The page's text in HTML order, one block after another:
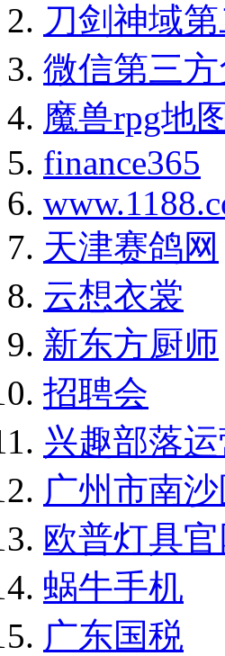
刀剑神域
微信第三
魔兽rpg地
finance365
天津赛鸽网
云想衣裳
新东方厨师
招聘会
兴趣部落
广州市南
欧普灯具官
蜗牛手机
广东国税